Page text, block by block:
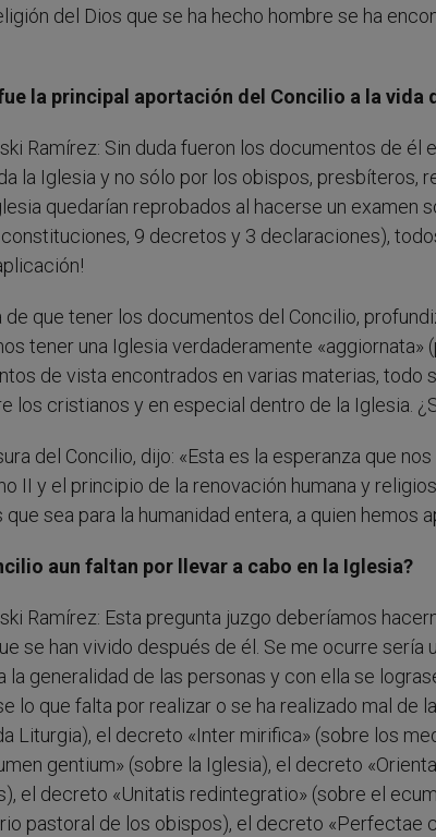
del Dios que se ha hecho hombre se ha
la principal aportación del Concilio a la vida
Ramírez: Sin duda fueron los documentos de él
la Iglesia y no sólo por los obispos, presbíteros,
quedarían reprobados al hacerse un examen
9 decretos y 3 declaraciones),
de que tener los documentos del Concilio,
tener una Iglesia verdaderamente «aggiornata»
de vista encontrados en varias materias, todo
los cristianos y en especial dentro de la Iglesia.
del Concilio, dijo: «Esta es la esperanza que
II y el principio de la renovación humana y
sea para la humanidad entera, a quien hemos
aun faltan por llevar a cabo en la Iglesia?
Ramírez: Esta pregunta juzgo deberíamos
se han vivido después de él. Se me ocurre sería
generalidad de las personas y con ella se
lo que falta por realizar o se ha realizado mal de
Liturgia), el decreto «Inter mirifica» (sobre los
gentium» (sobre la Iglesia), el decreto
el decreto «Unitatis redintegratio» (sobre el
pastoral de los obispos), el decreto «Perfectae